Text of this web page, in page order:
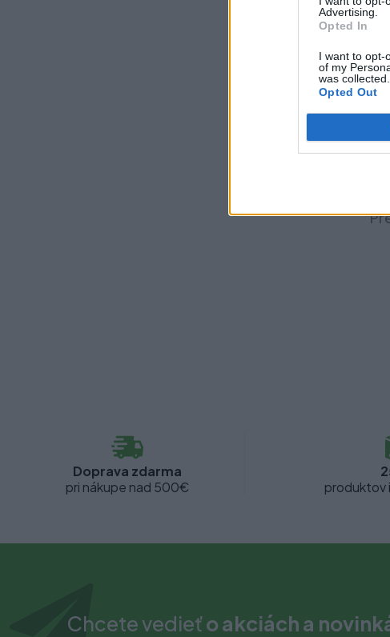
Advertising.
Opted In
I want to opt-
of my
was collected.
Opted Out
Doprava zdarma
pri nákupe nad 500€
produktov
Chcete vedieťo akciách a